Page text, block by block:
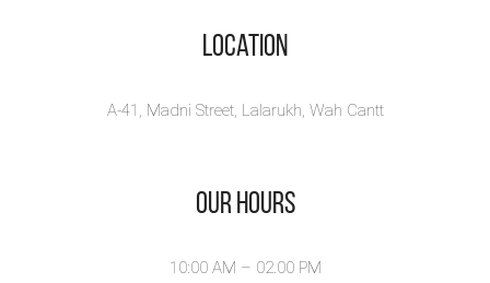
Location
A-41, Madni Street, Lalarukh, Wah Cantt
Our Hours
10:00 AM – 02.00 PM